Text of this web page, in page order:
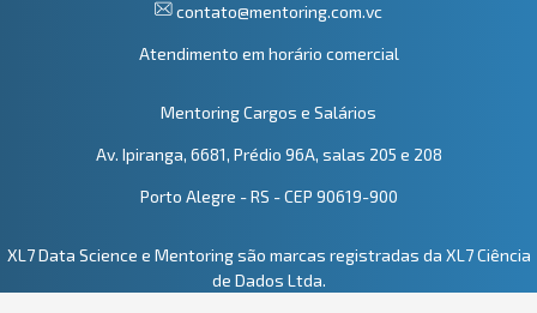
contato@mentoring.com.vc
Atendimento em horário comercial
Mentoring Cargos e Salários
Av. Ipiranga, 6681, Prédio 96A, salas 205 e 208
Porto Alegre - RS - CEP 90619-900
XL7 Data Science e Mentoring são marcas registradas da XL7 Ciência
de Dados Ltda.